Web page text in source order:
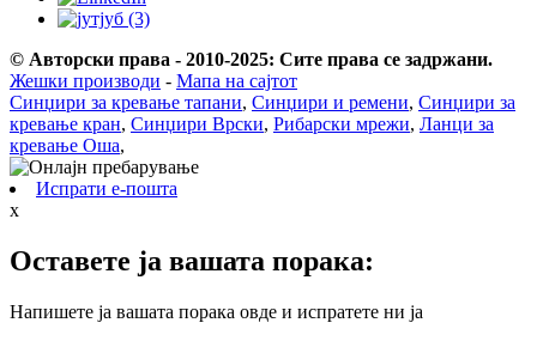
© Авторски права - 2010-2025: Сите права се задржани.
Жешки производи - Мапа на сајтот
Синџири за кревање тапани, Синџири и ремени, Синџири за
кревање кран, Синџири Врски, Рибарски мрежи, Ланци за
кревање Оша,
Испрати е-пошта
x
Оставете ја вашата порака:
Напишете ја вашата порака овде и испратете ни ја